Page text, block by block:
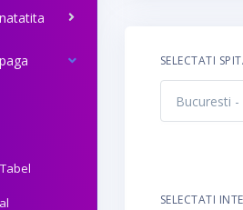
SELECTATI
SELECTATI